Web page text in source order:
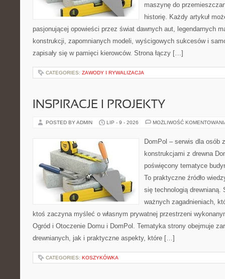
maszynę do
historię. Każdy artykuł
pasjonującej opowieści przez świat dawnych aut, legendarnych
konstrukcji, zapomnianych modeli, wyścigowych sukcesów i
zapisały się w pamięci kierowców. Strona łączy […]
CATEGORIES: ZAWODY I RYWALIZACJA
INSPIRACJE I PROJEKTY
POSTED BY ADMIN LIP - 9 - 2026 MOŻLIWOŚĆ
DomPol – serwis dla osób
konstrukcjami z drewna
poświęcony tematyce
To praktyczne źródło
się technologią drewnianą.
ważnych zagadnieniach,
ktoś zaczyna myśleć o własnym prywatnej przestrzeni
Ogród i Otoczenie Domu i DomPol. Tematyka strony obejmuje
drewnianych, jak i praktyczne aspekty, które […]
CATEGORIES: KOSZYKÓWKA